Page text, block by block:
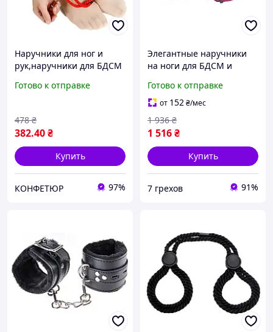
Наручники для ног и
рук,наручники для БДСМ
Готово к отправке
382.40₴
478 ₴
Купить
КОНФЕТЮР 97%
Элегантные наручники
на ноги для БДСМ и
Sinful Ankle Cuffs
Качество 1875
Готово к отправке
от 152₴/мес
1 516₴
1 936 ₴
Купить
7 грехов 91%